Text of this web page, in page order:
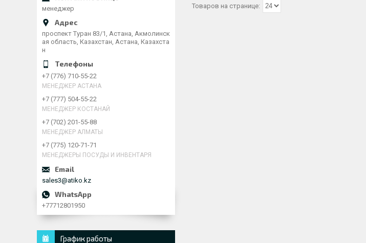
менеджер
проспект Туран 83/1, Астана, Акмолинск
ая область, Казахстан, Астана, Казахста
н
+7 (776) 710-55-22
МЕНЕДЖЕР АСТАНА
+7 (777) 504-55-22
МЕНЕДЖЕР КОСТАНАЙ
+7 (702) 201-55-88
МЕНЕДЖЕР АЛМАТЫ
+7 (775) 120-71-71
МЕНЕДЖЕРЫ ПОСУДЫ И ИНВЕНТАРЯ
sales3@atiko.kz
+77712801950
График работы